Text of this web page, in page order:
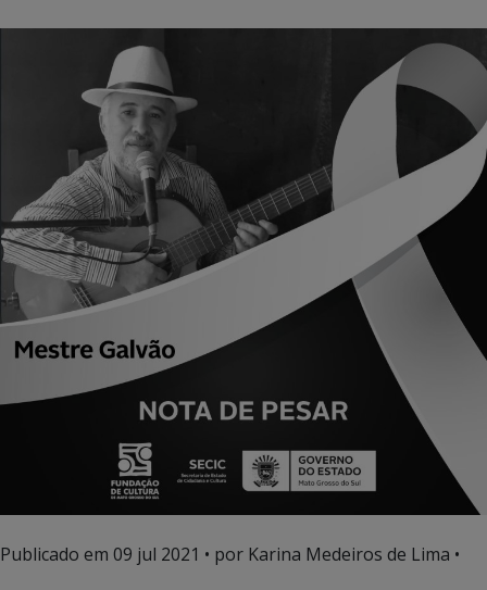
Publicado em 09 jul 2021 • por Karina Medeiros de Lima •